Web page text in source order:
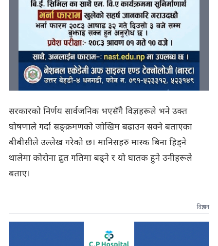
सरकारको निर्णय सार्वजनिक भएसँगै विज्ञहरूले भने उक्त
घोषणाले गर्दा सङ्क्रमणको जोखिम बढाउन सक्ने बताएका
बीबीसीले उल्लेख गरेको छ। मानिसहरु मास्क बिना हिड्ने
थालेमा कोरोना द्रुत गतिमा बढ्ने र यो घातक हुने उनीहरूले
बताए।
विज्ञापन